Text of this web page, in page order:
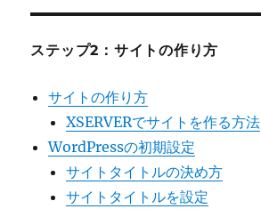
ステップ2：サイトの作り方
サイトの作り方
XSERVERでサイトを作る方法
WordPressの初期設定
サイトタイトルの決め方
サイトタイトルを設定